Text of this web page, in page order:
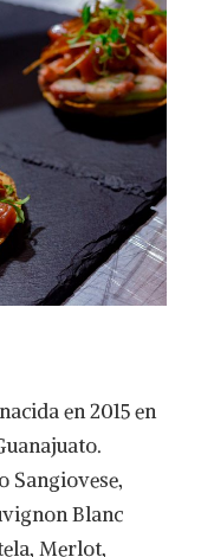
en 2015 en
Sangiovese,
Blanc
Merlot,